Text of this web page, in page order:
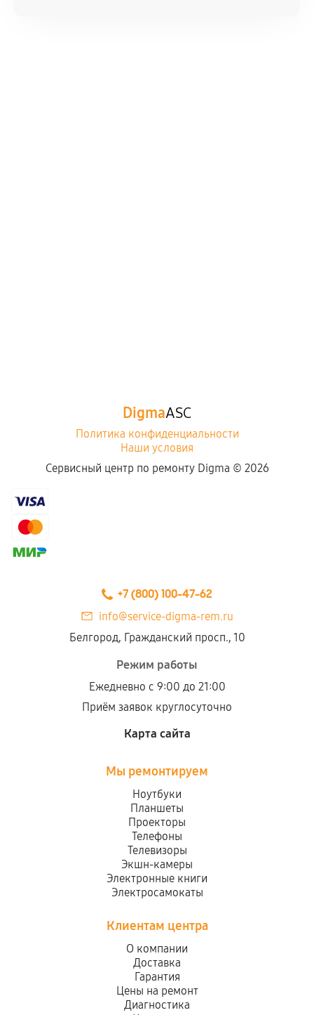
DigmaASC
Политика конфиденциальности
Наши условия
Сервисный центр по ремонту Digma © 2026
+7 (800) 100-47-62
info@service-digma-rem.ru
Белгород, Гражданский просп., 10
Режим работы
Ежедневно с 9:00 до 21:00
Приём заявок круглосуточно
Карта сайта
Мы ремонтируем
Ноутбуки
Планшеты
Проекторы
Телефоны
Телевизоры
Экшн-камеры
Электронные книги
Электросамокаты
Клиентам центра
О компании
Доставка
Гарантия
Цены на ремонт
Диагностика